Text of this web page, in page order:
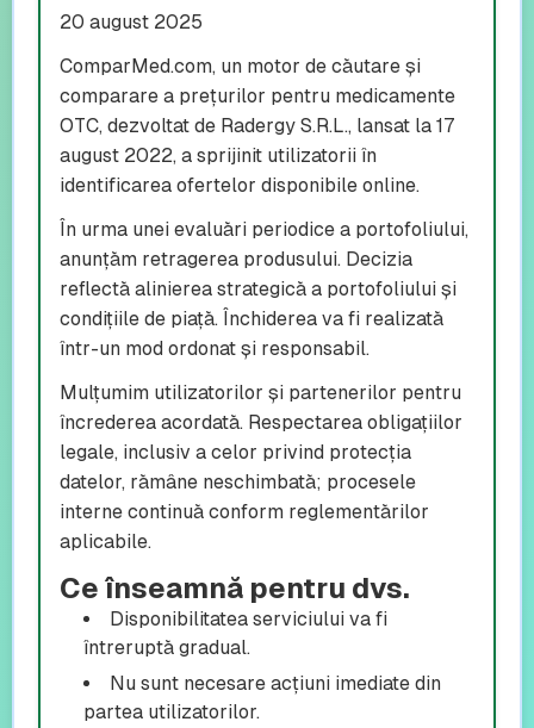
20 august 2025
ComparMed.com, un motor de căutare și
comparare a prețurilor pentru medicamente
OTC, dezvoltat de Radergy S.R.L., lansat la 17
august 2022, a sprijinit utilizatorii în
identificarea ofertelor disponibile online.
În urma unei evaluări periodice a portofoliului,
anunțăm retragerea produsului. Decizia
reflectă alinierea strategică a portofoliului și
condițiile de piață. Închiderea va fi realizată
într-un mod ordonat și responsabil.
Mulțumim utilizatorilor și partenerilor pentru
încrederea acordată. Respectarea obligațiilor
legale, inclusiv a celor privind protecția
datelor, rămâne neschimbată; procesele
interne continuă conform reglementărilor
aplicabile.
Ce înseamnă pentru dvs.
Disponibilitatea serviciului va fi
întreruptă gradual.
Nu sunt necesare acțiuni imediate din
partea utilizatorilor.